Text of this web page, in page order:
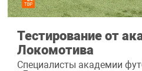
Тестирование от
Локомотива
Специалисты академии